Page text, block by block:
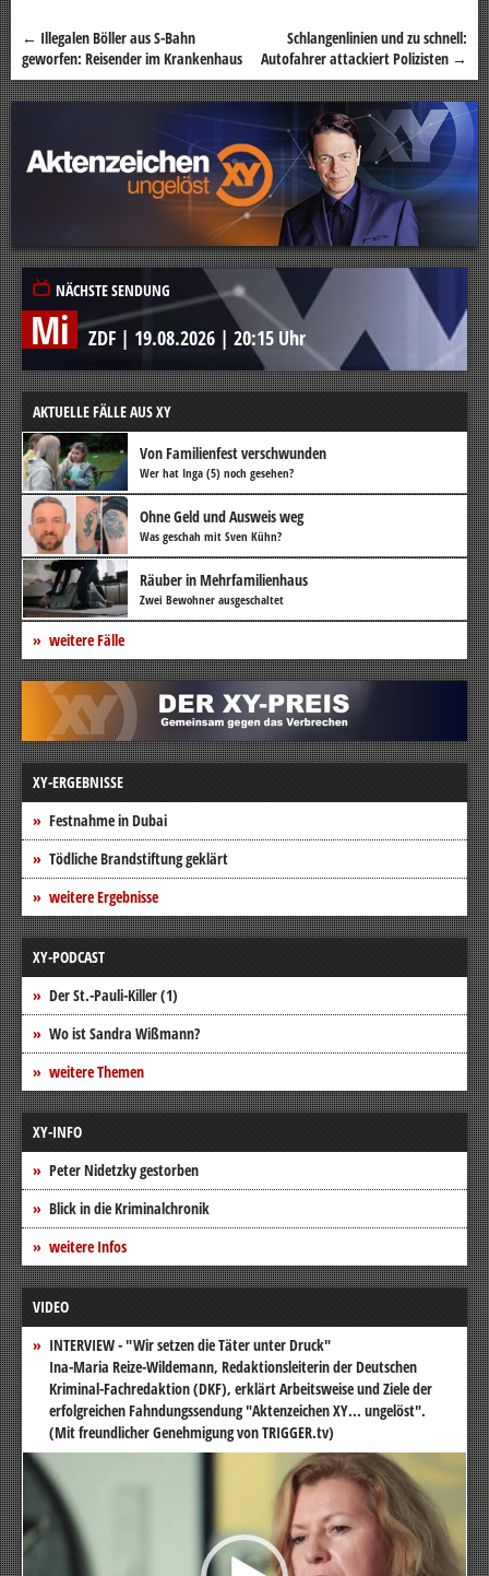
Beitragsnavigation
← Illegalen Böller aus S-Bahn
geworfen: Reisender im Krankenhaus
Schlangenlinien und zu schnell:
Autofahrer attackiert Polizisten →
NÄCHSTE SENDUNG
Mi ZDF | 19.08.2026 | 20:15 Uhr
AKTUELLE FÄLLE AUS XY
Von Familienfest verschwunden
Wer hat Inga (5) noch gesehen?
Ohne Geld und Ausweis weg
Was geschah mit Sven Kühn?
Räuber in Mehrfamilienhaus
Zwei Bewohner ausgeschaltet
weitere Fälle
XY-ERGEBNISSE
Festnahme in Dubai
Tödliche Brandstiftung geklärt
weitere Ergebnisse
XY-PODCAST
Der St.-Pauli-Killer (1)
Wo ist Sandra Wißmann?
weitere Themen
XY-INFO
Peter Nidetzky gestorben
Blick in die Kriminalchronik
weitere Infos
VIDEO
INTERVIEW - "Wir setzen die Täter unter Druck"
Ina-Maria Reize-Wildemann, Redaktionsleiterin der Deutschen
Kriminal-Fachredaktion (DKF), erklärt Arbeitsweise und Ziele der
erfolgreichen Fahndungssendung "Aktenzeichen XY... ungelöst".
(Mit freundlicher Genehmigung von TRIGGER.tv)
Video-
Player